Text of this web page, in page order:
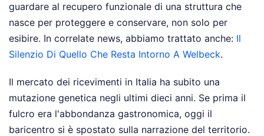
guardare al recupero funzionale di una struttura che
nasce per proteggere e conservare, non solo per
esibire. In correlate news, abbiamo trattato anche: Il
Silenzio Di Quello Che Resta Intorno A Welbeck.
Il mercato dei ricevimenti in Italia ha subito una
mutazione genetica negli ultimi dieci anni. Se prima il
fulcro era l'abbondanza gastronomica, oggi il
baricentro si è spostato sulla narrazione del territorio.